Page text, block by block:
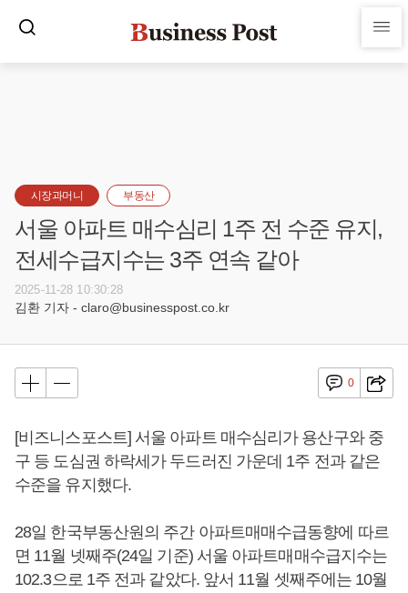
시장과머니 부동산
서울 아파트 매수심리 1주 전 수준 유지,
전세수급지수는 3주 연속 같아
2025-11-28 10:30:28
김환 기자 - claro@businesspost.co.kr
0
[비즈니스포스트] 서울 아파트 매수심리가 용산구와 중
구 등 도심권 하락세가 두드러진 가운데 1주 전과 같은
수준을 유지했다.
28일 한국부동산원의 주간 아파트매매수급동향에 따르
면 11월 넷째주(24일 기준) 서울 아파트매매수급지수는
102.3으로 1주 전과 같았다. 앞서 11월 셋째주에는 10월